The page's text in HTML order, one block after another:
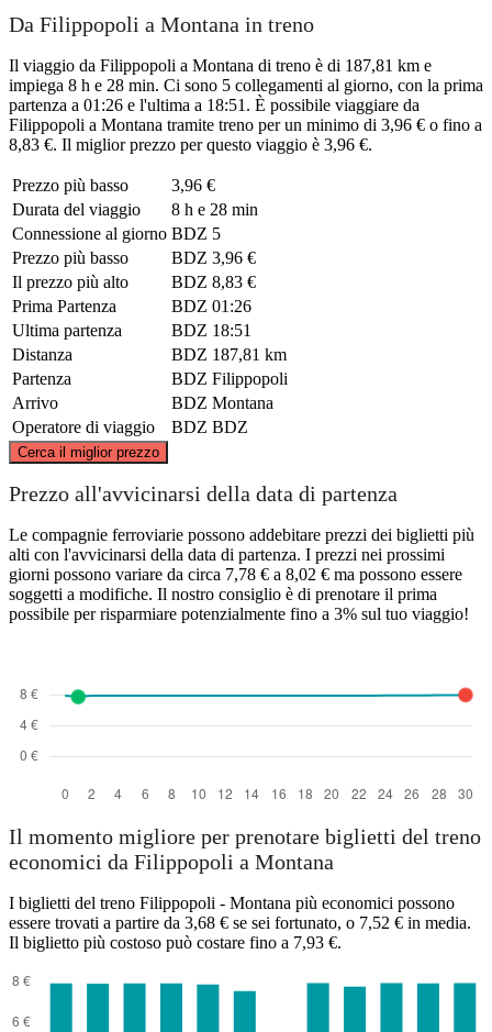
Da Filippopoli a Montana in treno
Il viaggio da Filippopoli a Montana di treno è di 187,81 km e
impiega 8 h e 28 min. Ci sono 5 collegamenti al giorno, con la prima
partenza a 01:26 e l'ultima a 18:51. È possibile viaggiare da
Filippopoli a Montana tramite treno per un minimo di 3,96 € o fino a
8,83 €. Il miglior prezzo per questo viaggio è 3,96 €.
Prezzo più basso
3,96 €
Durata del viaggio
8 h e 28 min
Connessione al giorno BDZ 5
Prezzo più basso
BDZ 3,96 €
Il prezzo più alto
BDZ 8,83 €
Prima Partenza
BDZ 01:26
Ultima partenza
BDZ 18:51
Distanza
BDZ 187,81 km
Partenza
BDZ Filippopoli
Arrivo
BDZ Montana
Operatore di viaggio
BDZ BDZ
Cerca il miglior prezzo
Plovdiv
Prezzo all'avvicinarsi della data di partenza
Le compagnie ferroviarie possono addebitare prezzi dei biglietti più
alti con l'avvicinarsi della data di partenza. I prezzi nei prossimi
giorni possono variare da circa 7,78 € a 8,02 € ma possono essere
soggetti a modifiche. Il nostro consiglio è di prenotare il prima
possibile per risparmiare potenzialmente fino a 3% sul tuo viaggio!
Il momento migliore per prenotare biglietti del treno
economici da Filippopoli a Montana
I biglietti del treno Filippopoli - Montana più economici possono
essere trovati a partire da 3,68 € se sei fortunato, o 7,52 € in media.
Il biglietto più costoso può costare fino a 7,93 €.